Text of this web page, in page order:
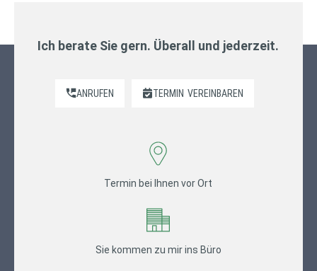
Ich berate Sie gern. Überall und jederzeit.
ANRUFEN TERMIN VEREINBAREN
Termin bei Ihnen vor Ort
Sie kommen zu mir ins Büro